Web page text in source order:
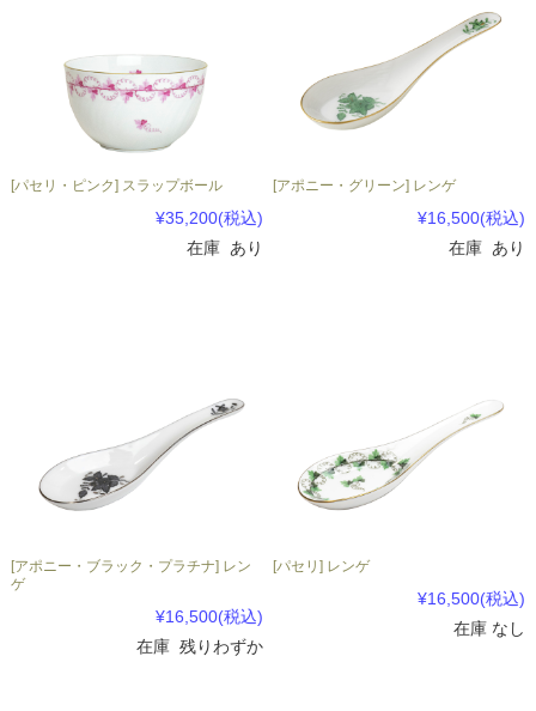
[パセリ・ピンク] スラップボール
¥35,200(税込)
在庫 あり
[アポニー・グリーン] レンゲ
¥16,500(税込)
在庫 あり
[アポニー・ブラック・プラチナ] レン
ゲ
¥16,500(税込)
在庫 残りわずか
[パセリ] レンゲ
¥16,500(税込)
在庫 なし